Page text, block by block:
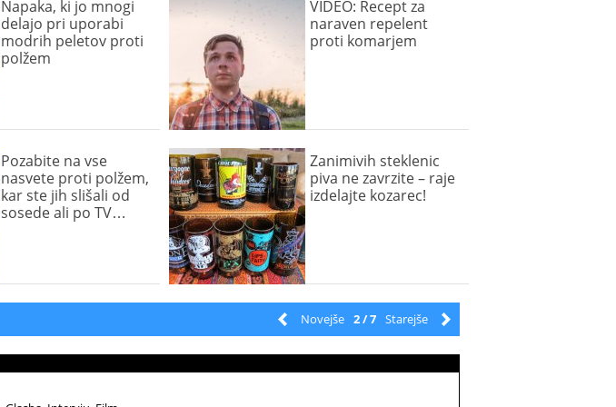
Napaka, ki jo mnogi
delajo pri uporabi
modrih peletov proti
polžem
VIDEO: Recept za
naraven repelent
proti komarjem
Pozabite na vse
nasvete proti polžem,
kar ste jih slišali od
sosede ali po TV…
Zanimivih steklenic
piva ne zavrzite – raje
izdelajte kozarec!
Starejše
2 / 7
Novejše